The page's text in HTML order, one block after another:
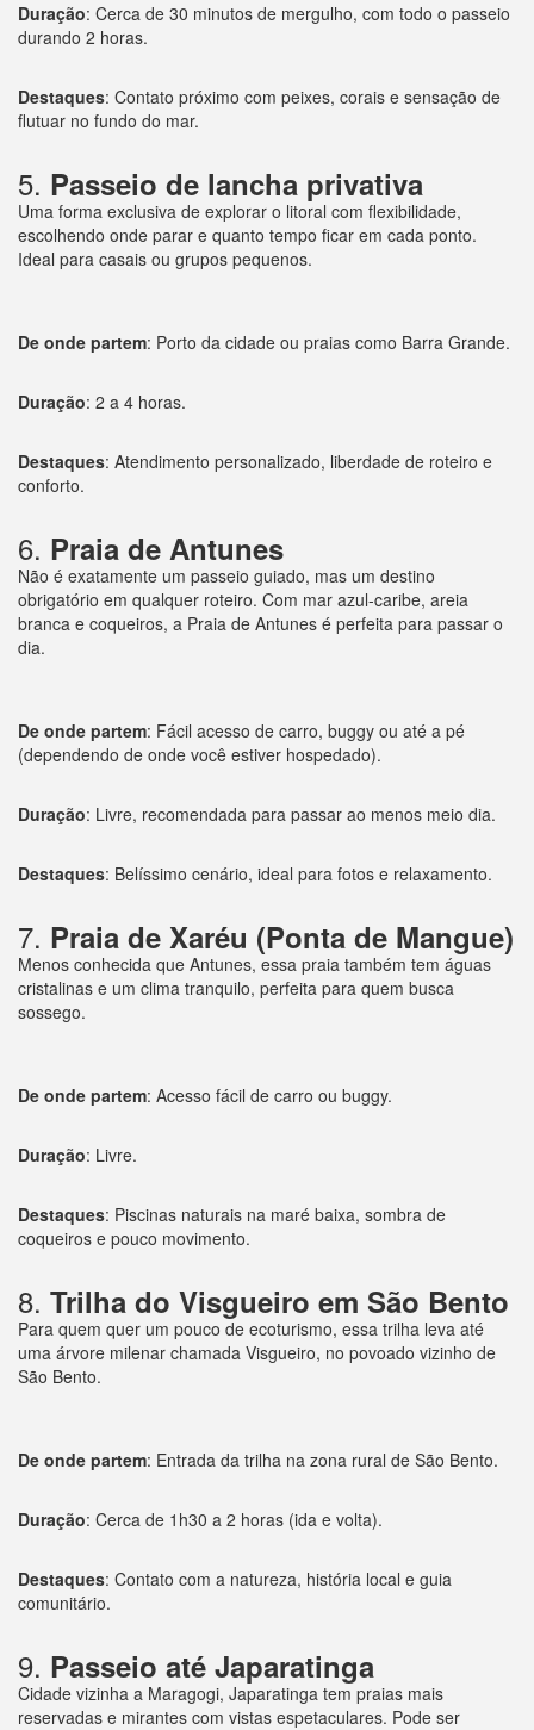
Duração: Cerca de 30 minutos de mergulho, com todo o passeio
durando 2 horas.
Destaques: Contato próximo com peixes, corais e sensação de
flutuar no fundo do mar.
5. Passeio de lancha privativa
Uma forma exclusiva de explorar o litoral com flexibilidade,
escolhendo onde parar e quanto tempo ficar em cada ponto.
Ideal para casais ou grupos pequenos.
De onde partem: Porto da cidade ou praias como Barra Grande.
Duração: 2 a 4 horas.
Destaques: Atendimento personalizado, liberdade de roteiro e
conforto.
6. Praia de Antunes
Não é exatamente um passeio guiado, mas um destino
obrigatório em qualquer roteiro. Com mar azul-caribe, areia
branca e coqueiros, a Praia de Antunes é perfeita para passar o
dia.
De onde partem: Fácil acesso de carro, buggy ou até a pé
(dependendo de onde você estiver hospedado).
Duração: Livre, recomendada para passar ao menos meio dia.
Destaques: Belíssimo cenário, ideal para fotos e relaxamento.
7. Praia de Xaréu (Ponta de Mangue)
Menos conhecida que Antunes, essa praia também tem águas
cristalinas e um clima tranquilo, perfeita para quem busca
sossego.
De onde partem: Acesso fácil de carro ou buggy.
Duração: Livre.
Destaques: Piscinas naturais na maré baixa, sombra de
coqueiros e pouco movimento.
8. Trilha do Visgueiro em São Bento
Para quem quer um pouco de ecoturismo, essa trilha leva até
uma árvore milenar chamada Visgueiro, no povoado vizinho de
São Bento.
De onde partem: Entrada da trilha na zona rural de São Bento.
Duração: Cerca de 1h30 a 2 horas (ida e volta).
Destaques: Contato com a natureza, história local e guia
comunitário.
9. Passeio até Japaratinga
Cidade vizinha a Maragogi, Japaratinga tem praias mais
reservadas e mirantes com vistas espetaculares. Pode ser